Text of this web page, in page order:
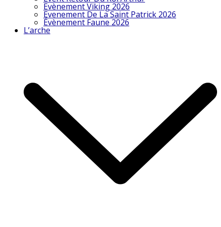
Evènement Viking 2026
Evenement De La Saint Patrick 2026
Évènement Faune 2026
L’arche